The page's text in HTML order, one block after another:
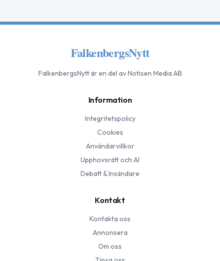
FalkenbergsNytt
FalkenbergsNyttär en del av Notisen Media AB
Information
Integritetspolicy
Cookies
Användarvillkor
Upphovsrätt och AI
Debatt & Insändare
Kontakt
Kontakta oss
Annonsera
Om oss